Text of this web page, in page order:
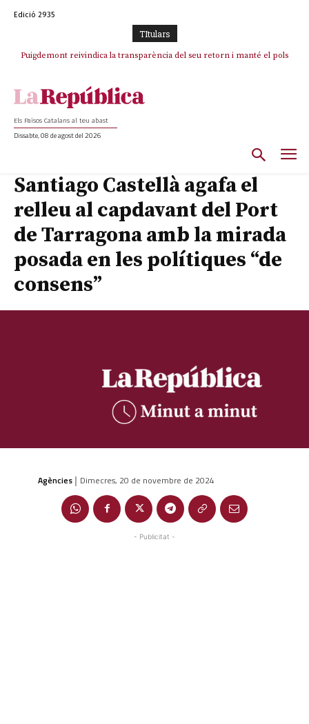
Edició 2935
TItulars
Puigdemont reivindica la transparència del seu retorn i manté el pols
Portugal acusa Espanya de provocar un “efecte crida” massiu per la seva
Els Països Catalans al teu abast
Dissabte, 08 de agost del 2026
Santiago Castellà agafa el
relleu al capdavant del Port
de Tarragona amb la mirada
posada en les polítiques “de
consens”
Agències | Dimecres, 20 de novembre de 2024
- Publicitat -